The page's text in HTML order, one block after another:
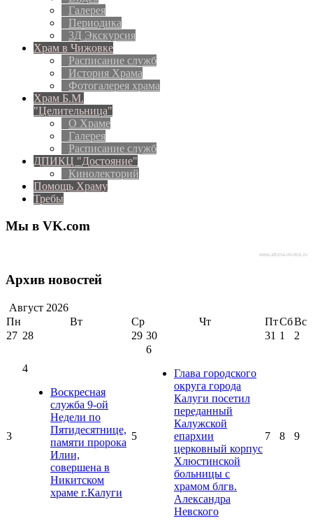
Галерея
Периодика
3Д Экскурсия
Храм в Чижовке
Расписание служб
История Храма
Фотогалерея храма
Храм Б.М.
"Целительница"
О Храме
Галерея
Расписание служб
ДПИКЦ "Достояние"
Кинолекторий
Помощь Храму
Требы
Мы в VK.com
www.afisha-irkutsk.ru
Архив новостей
Август 2026
Пн
Вт Ср Чт ПтСбВс
27 28 29 30 31 1 2
3
4
Воскресная
служба 9-ой
Недели по
Пятидесятнице,
памяти пророка
Илии,
совершена в
Никитском
храме г.Калуги
5
6
Глава городского
округа города
Калуги посетил
переданный
Калужской
епархии
церковный корпус
Хлюстинской
больницы с
храмом блгв.
Александра
Невского
7 8 9